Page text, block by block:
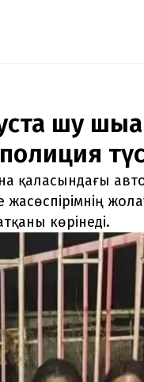
шу
қаласындағы
көрінеді.